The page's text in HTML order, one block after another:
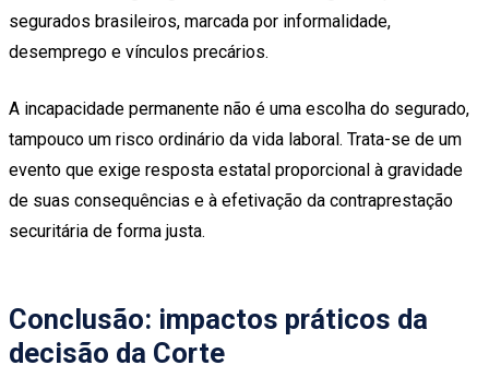
segurados brasileiros, marcada por informalidade,
desemprego e vínculos precários.
A incapacidade permanente não é uma escolha do segurado,
tampouco um risco ordinário da vida laboral. Trata-se de um
evento que exige resposta estatal proporcional à gravidade
de suas consequências e à efetivação da contraprestação
securitária de forma justa.
Conclusão: impactos práticos da
decisão da Corte